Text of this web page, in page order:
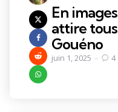
En
attire
Gouéno
juin 1, 2025 4